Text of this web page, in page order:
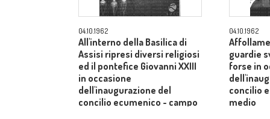
04.10.1962
All'interno della Basilica di
Assisi ripresi diversi religiosi
ed il pontefice Giovanni XXIII
in occasione
dell'inaugurazione del
concilio ecumenico - campo
04.10.1962
guardie
forse in
concilio
medio